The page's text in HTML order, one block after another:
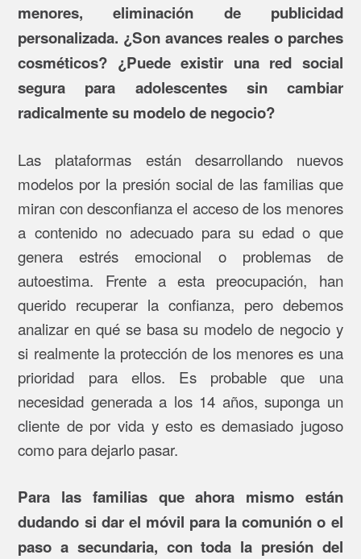
menores, eliminación de publicidad
personalizada. ¿Son avances reales o parches
cosméticos? ¿Puede existir una red social
segura para adolescentes sin cambiar
radicalmente su modelo de negocio?
Las plataformas están desarrollando nuevos
modelos por la presión social de las familias que
miran con desconfianza el acceso de los menores
a contenido no adecuado para su edad o que
genera estrés emocional o problemas de
autoestima. Frente a esta preocupación, han
querido recuperar la confianza, pero debemos
analizar en qué se basa su modelo de negocio y
si realmente la protección de los menores es una
prioridad para ellos. Es probable que una
necesidad generada a los 14 años, suponga un
cliente de por vida y esto es demasiado jugoso
como para dejarlo pasar.
Para las familias que ahora mismo están
dudando si dar el móvil para la comunión o el
paso a secundaria, con toda la presión del